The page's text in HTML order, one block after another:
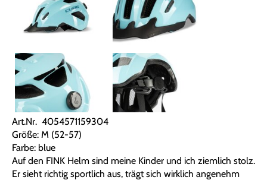
Art.Nr. 4054571159304
Größe: M (52-57)
Farbe: blue
Auf den FINK Helm sind meine Kinder und ich ziemlich stolz.
Er sieht richtig sportlich aus, trägt sich wirklich angenehm